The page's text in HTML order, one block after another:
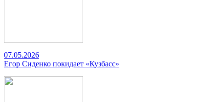
07.05.2026
Егор Сиденко покидает «Кузбасс»